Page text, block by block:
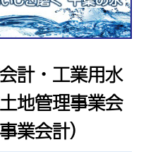
計・工業用水
地管理事業会
業会計）